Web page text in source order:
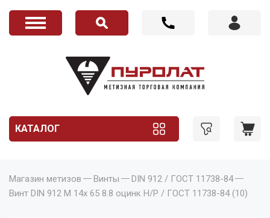
КАТАЛОГ
Магазин метизов Винты
DIN 912 / ГОСТ 11738-84
Винт DIN 912 M 14x 65 8.8 оцинк Н/Р / ГОСТ 11738-84 (10)